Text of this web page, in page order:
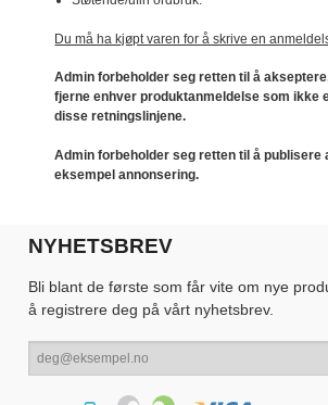
Du må ha kjøpt varen for å skrive en
Admin forbeholder seg retten til å
fjerne enhver produktanmeldelse som ikke
disse retningslinjene.
Admin forbeholder seg retten til å publisere
eksempel annonsering.
NYHETSBREV
Bli blant de første som får vite om nye
å registrere deg på vårt nyhetsbrev.